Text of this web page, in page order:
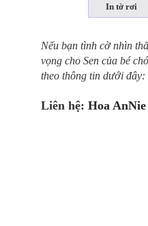
Nếu bạn tình cờ nhìn
vọng cho Sen của bé
theo thông tin dưới đây:
Liên hệ: Hoa AnNie